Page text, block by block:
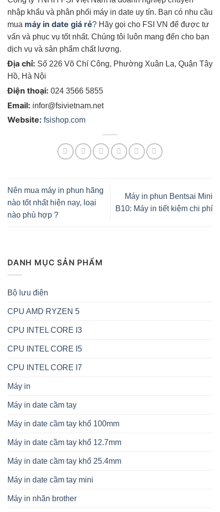
nhập khẩu và phân phối máy in date uy tín. Bạn có nhu cầu
mua máy in date giá rẻ? Hãy gọi cho FSI VN để được tư
vấn và phục vụ tốt nhất. Chúng tôi luôn mang đến cho bạn
dịch vụ và sản phẩm chất lượng.
Địa chỉ: Số 226 Võ Chí Công, Phường Xuân La, Quận Tây
Hồ, Hà Nội
Điện thoại: 024 3566 5855
Email: infor@fsivietnam.net
Website: fsishop.com
Nên mua máy in phun hãng
nào tốt nhất hiện nay, loại
nào phù hợp ?
Máy in phun Bentsai Mini
B10: Máy in tiết kiệm chi phí
DANH MỤC SẢN PHẨM
Bộ lưu điện
CPU AMD RYZEN 5
CPU INTEL CORE I3
CPU INTEL CORE I5
CPU INTEL CORE I7
Máy in
Máy in date cầm tay
Máy in date cầm tay khổ 100mm
Máy in date cầm tay khổ 12.7mm
Máy in date cầm tay khổ 25.4mm
Máy in date cầm tay mini
Máy in nhãn brother